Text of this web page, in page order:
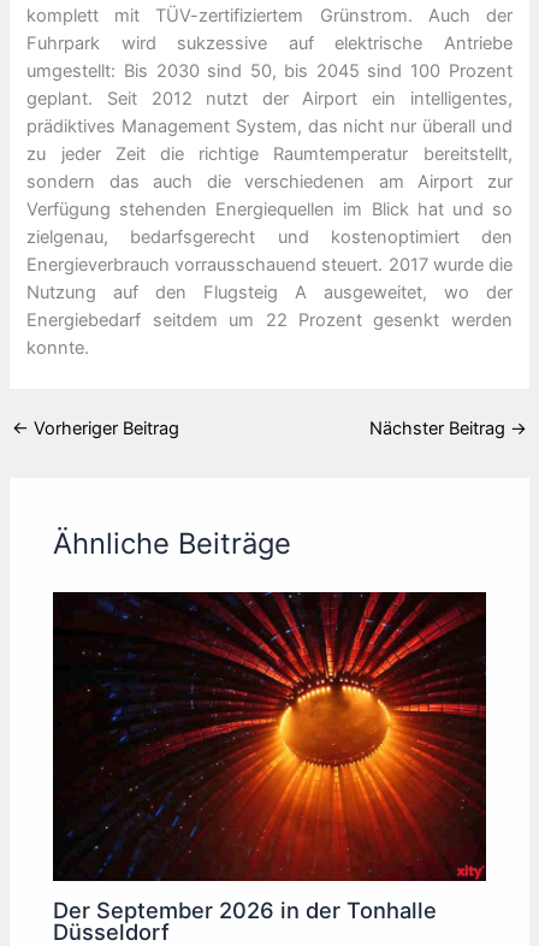
komplett mit TÜV-zertifiziertem Grünstrom. Auch der
Fuhrpark wird sukzessive auf elektrische Antriebe
umgestellt: Bis 2030 sind 50, bis 2045 sind 100 Prozent
geplant. Seit 2012 nutzt der Airport ein intelligentes,
prädiktives Management System, das nicht nur überall und
zu jeder Zeit die richtige Raumtemperatur bereitstellt,
sondern das auch die verschiedenen am Airport zur
Verfügung stehenden Energiequellen im Blick hat und so
zielgenau, bedarfsgerecht und kostenoptimiert den
Energieverbrauch vorrausschauend steuert. 2017 wurde die
Nutzung auf den Flugsteig A ausgeweitet, wo der
Energiebedarf seitdem um 22 Prozent gesenkt werden
konnte.
← Vorheriger Beitrag Nächster Beitrag →
Ähnliche Beiträge
Der September 2026 in der Tonhalle
Düsseldorf